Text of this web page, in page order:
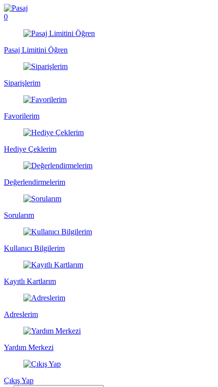
0
Pasaj Limitini Öğren
Siparişlerim
Favorilerim
Hediye Çeklerim
Değerlendirmelerim
Sorularım
Kullanıcı Bilgilerim
Kayıtlı Kartlarım
Adreslerim
Yardım Merkezi
Çıkış Yap